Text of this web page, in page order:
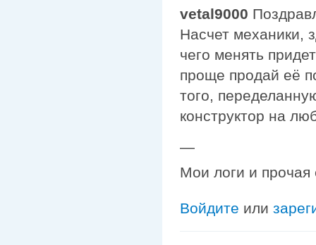
vetal9000
Насчет механики,
чего менять
проще продай её
того,
конструктор на
—
Мои логи и
Войдите или